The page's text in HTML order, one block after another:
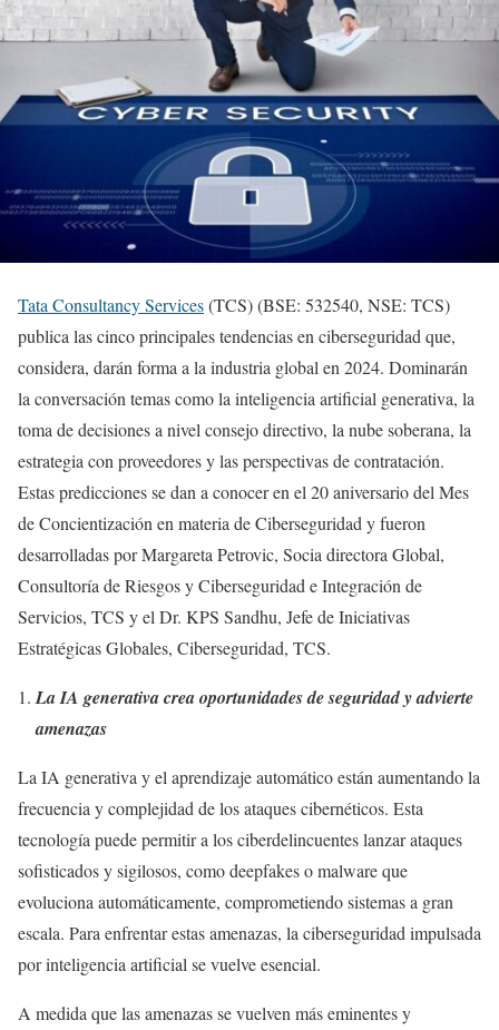
Tata Consultancy Services(TCS) (BSE: 532540, NSE: TCS)
publica las cinco principales tendencias en ciberseguridad que,
considera, darán forma a la industria global en 2024. Dominarán
la conversación temas como la inteligencia artificial generativa, la
toma de decisiones a nivel consejo directivo, la nube soberana, la
estrategia con proveedores y las perspectivas de contratación.
Estas predicciones se dan a conocer en el 20 aniversario del Mes
de Concientización en materia de Ciberseguridad y fueron
desarrolladas por Margareta Petrovic, Socia directora Global,
Consultoría de Riesgos y Ciberseguridad e Integración de
Servicios, TCS y el Dr. KPS Sandhu, Jefe de Iniciativas
Estratégicas Globales, Ciberseguridad, TCS.
La IA generativa crea oportunidades de seguridad y advierte
amenazas
La IA generativa y el aprendizaje automático están aumentando la
frecuencia y complejidad de los ataques cibernéticos. Esta
tecnología puede permitir a los ciberdelincuentes lanzar ataques
sofisticados y sigilosos, como deepfakes o malware que
evoluciona automáticamente, comprometiendo sistemas a gran
escala. Para enfrentar estas amenazas, la ciberseguridad impulsada
por inteligencia artificial se vuelve esencial.
A medida que las amenazas se vuelven más eminentes y